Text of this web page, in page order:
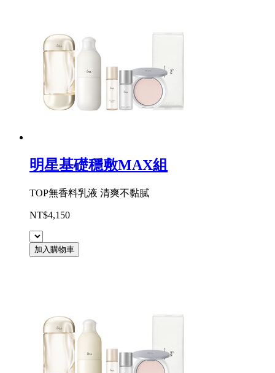
明星基礎穩敷MAX組
TOP無香料乳液 清爽不黏膩
NT$4,150
加入購物車